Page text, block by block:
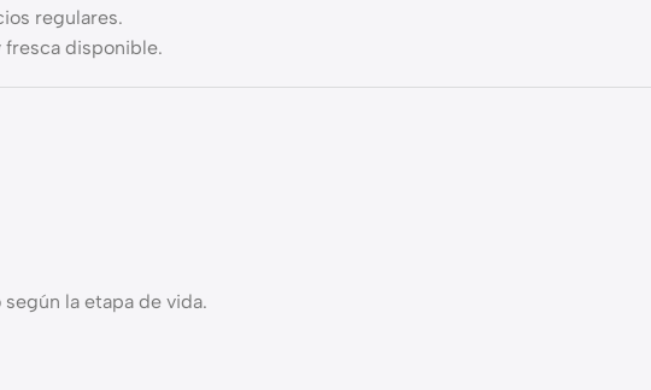
regulares.
fresca disponible.
la etapa de vida.